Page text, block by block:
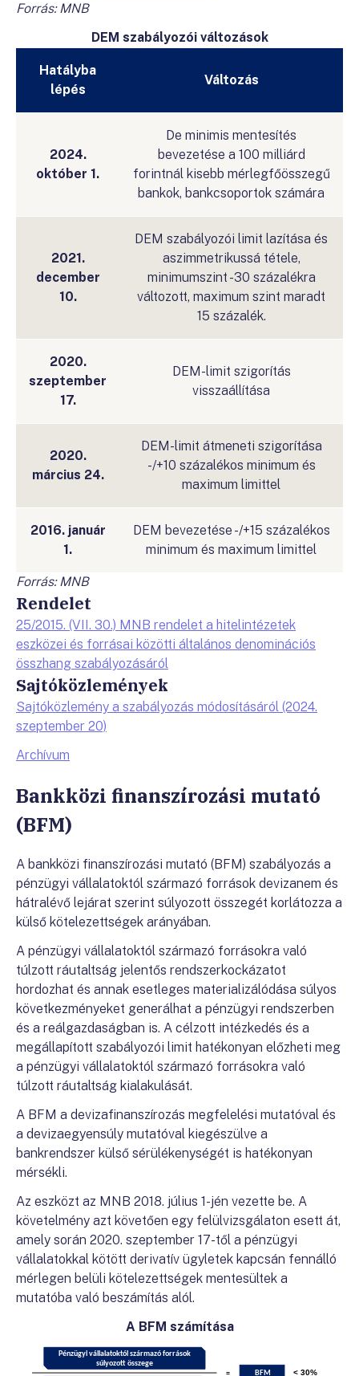
Forrás: MNB
DEM szabályozói változások
Hatályba
lépés
Változás
2024.
október 1.
De minimis mentesítés
bevezetése a 100 milliárd
forintnál kisebb mérlegfőösszegű
bankok, bankcsoportok számára
2021.
december
10.
DEM szabályozói limit lazítása és
aszimmetrikussá tétele,
minimumszint -30 százalékra
változott, maximum szint maradt
15 százalék.
2020.
szeptember
17.
DEM-limit szigorítás
visszaállítása
2020.
március 24.
DEM-limit átmeneti szigorítása
-/+10 százalékos minimum és
maximum limittel
2016. január
1.
DEM bevezetése -/+15 százalékos
minimum és maximum limittel
Forrás: MNB
Rendelet
25/2015. (VII. 30.) MNB rendelet a hitelintézetek
eszközei és forrásai közötti általános denominációs
összhang szabályozásáról
Sajtóközlemények
Sajtóközlemény a szabályozás módosításáról (2024.
szeptember 20)
Archívum
Bankközi finanszírozási mutató
(BFM)
A bankközi finanszírozási mutató (BFM) szabályozás a
pénzügyi vállalatoktól származó források devizanem és
hátralévő lejárat szerint súlyozott összegét korlátozza a
külső kötelezettségek arányában.
A pénzügyi vállalatoktól származó forrásokra való
túlzott ráutaltság jelentős rendszerkockázatot
hordozhat és annak esetleges materializálódása súlyos
következményeket generálhat a pénzügyi rendszerben
és a reálgazdaságban is. A célzott intézkedés és a
megállapított szabályozói limit hatékonyan előzheti meg
a pénzügyi vállalatoktól származó forrásokra való
túlzott ráutaltság kialakulását.
A BFM a devizafinanszírozás megfelelési mutatóval és
a devizaegyensúly mutatóval kiegészülve a
bankrendszer külső sérülékenységét is hatékonyan
mérsékli.
Az eszközt az MNB 2018. július 1-jén vezette be. A
követelmény azt követően egy felülvizsgálaton esett át,
amely során 2020. szeptember 17-től a pénzügyi
vállalatokkal kötött derivatív ügyletek kapcsán fennálló
mérlegen belüli kötelezettségek mentesültek a
mutatóba való beszámítás alól.
A BFM számítása